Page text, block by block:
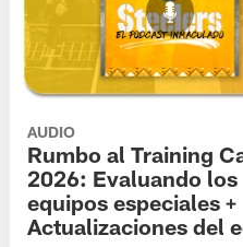
AUDIO
Rumbo al Training
2026: Evaluando los
equipos especiales +
Actualizaciones del